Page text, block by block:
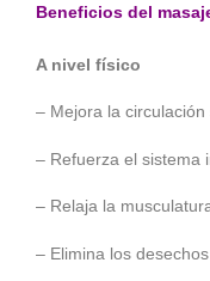
Beneficios del
A nivel físico
– Mejora la
– Refuerza el sistema
– Relaja la
– Elimina los